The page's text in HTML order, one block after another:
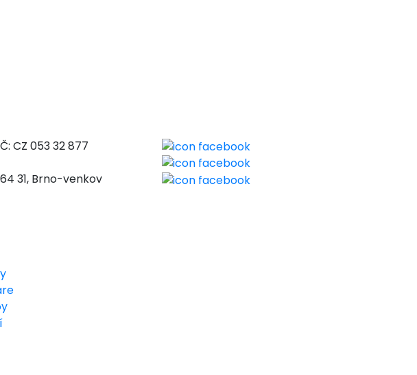
CZ 053 32 877
31, Brno-venkov